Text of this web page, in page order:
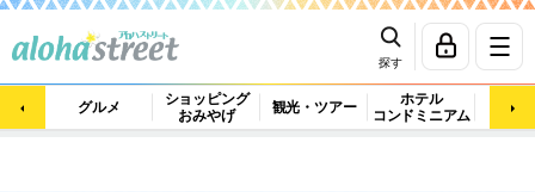
探す
グルメ
ショッピング
おみやげ
観光・ツアー
ホテル
コンドミニアム
マッ